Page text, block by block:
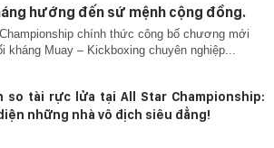
hướng đến sứ mệnh cộng đồng.
chính thức công bố chương mới
kháng Muay – Kickboxing chuyên nghiệp...
so tài rực lửa tại All Star Championship:
những nhà vô địch siêu đẳng!